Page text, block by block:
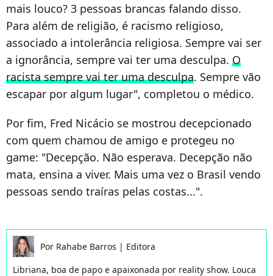
mais louco? 3 pessoas brancas falando disso.
Para além de religião, é racismo religioso,
associado a intolerância religiosa. Sempre vai ser
a ignorância, sempre vai ter uma desculpa. O
racista sempre vai ter uma desculpa. Sempre vão
escapar por algum lugar", completou o médico.
Por fim, Fred Nicácio se mostrou decepcionado
com quem chamou de amigo e protegeu no
game: "Decepção. Não esperava. Decepção não
mata, ensina a viver. Mais uma vez o Brasil vendo
pessoas sendo traíras pelas costas...".
Por Rahabe Barros | Editora
Libriana, boa de papo e apaixonada por reality show. Louca